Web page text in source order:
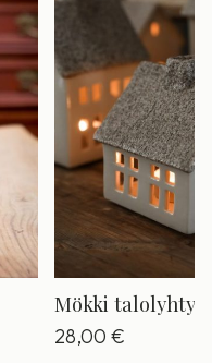
Mökki talolyhty
28,00€